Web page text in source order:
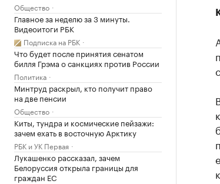
Общество
Главное за неделю за 3 минуты.
Видеоитоги РБК
Подписка на РБК
Что будет после принятия сенатом
билля Грэма о санкциях против России
Политика
Минтруд раскрыл, кто получит право
на две пенсии
Общество
Киты, тундра и космические пейзажи:
зачем ехать в восточную Арктику
РБК и УК Первая
Лукашенко рассказал, зачем
Белоруссия открыла границы для
граждан ЕС